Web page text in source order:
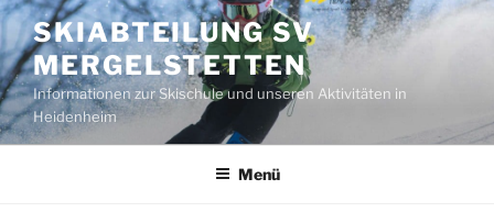
Zum
Inhalt
springen
SKIABTEILUNG SV
MERGELSTETTEN
Informationen zur Skischule und unseren Aktivitäten in
Heidenheim
Menü